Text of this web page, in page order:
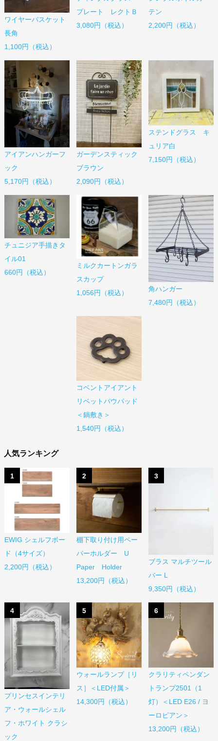
ワイヤーバスケット
長角
1,100円（税込）
プレート レクトＢ
3,080円（税込）
テン
2,200円（税込）
アイアンハンガーフ
ック
5,170円（税込）
ガーデンスティック
ブラウン
2,090円（税込）
ステンドグラス キ
ュリア白
7,150円（税込）
チュニジア手描きタ
イル01
660円（税込）
ミルクカートンガラ
スカップ
1,056円（税込）
角ハンガー
7,480円（税込）
コベントアイアント
リベットパウパッド
＜鍋敷き＞
1,540円（税込）
人気ランキング
1
EWIG シェルフボー
ド（4サイズ）
2,200円（税込）
2
棚下取り付け用ペー
パーホルダー U
Paper Holder
13,200円（税込）
3
ブラス マルチツール
バー L
9,350円（税込）
4
プリンセスインテリ
ア・ウォールシェル
フ・ホワイト クラシ
ック
5
ウォールランプ［リ
ス］＜LED付属＞
14,300円（税込）
6
クラリティペンダン
トランプ2501（1
灯）＜LED E26 / ヨ
ーロピアン＞
13,200円（税込）